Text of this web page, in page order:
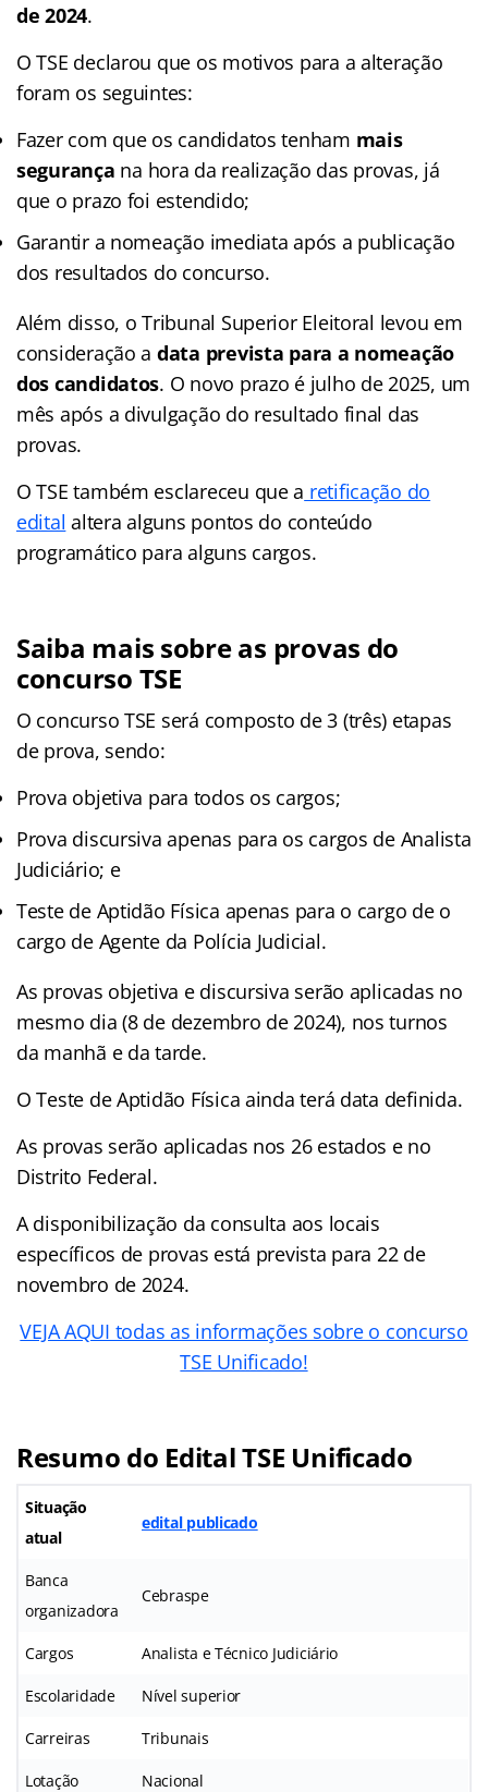
de 2024.
O TSE declarou que os motivos para a alteração
foram os seguintes:
Fazer com que os candidatos tenham mais
segurança na hora da realização das provas, já
que o prazo foi estendido;
Garantir a nomeação imediata após a publicação
dos resultados do concurso.
Além disso, o Tribunal Superior Eleitoral levou em
consideração a data prevista para a nomeação
dos candidatos. O novo prazo é julho de 2025, um
mês após a divulgação do resultado final das
provas.
O TSE também esclareceu que a retificação do
edital altera alguns pontos do conteúdo
programático para alguns cargos.
Saiba mais sobre as provas do
concurso TSE
O concurso TSE será composto de 3 (três) etapas
de prova, sendo:
Prova objetiva para todos os cargos;
Prova discursiva apenas para os cargos de Analista
Judiciário; e
Teste de Aptidão Física apenas para o cargo de o
cargo de Agente da Polícia Judicial.
As provas objetiva e discursiva serão aplicadas no
mesmo dia (8 de dezembro de 2024), nos turnos
da manhã e da tarde.
O Teste de Aptidão Física ainda terá data definida.
As provas serão aplicadas nos 26 estados e no
Distrito Federal.
A disponibilização da consulta aos locais
específicos de provas está prevista para 22 de
novembro de 2024.
VEJA AQUI todas as informações sobre o concurso
TSE Unificado!
Resumo do Edital TSE Unificado
Situação
atual
edital publicado
Banca
organizadora
Cebraspe
Cargos Analista e Técnico Judiciário
Escolaridade Nível superior
Carreiras Tribunais
Lotação Nacional